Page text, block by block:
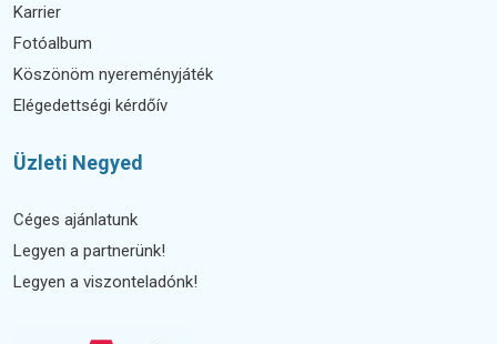
Karrier
Fotóalbum
Köszönöm nyereményjáték
Elégedettségi kérdőív
Üzleti Negyed
Céges ajánlatunk
Legyen a partnerünk!
Legyen a viszonteladónk!